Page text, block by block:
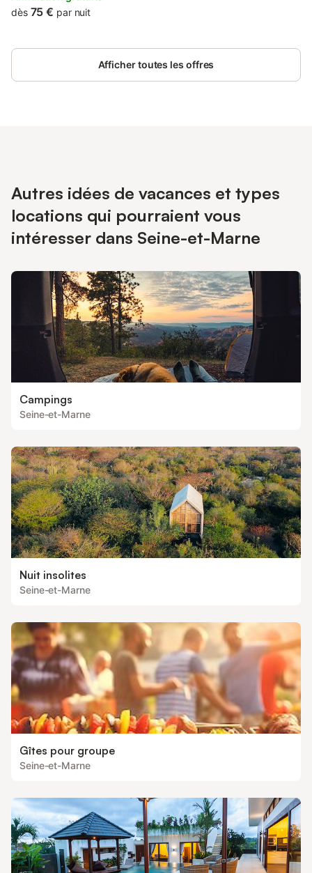
dès 75 € par nuit
Afficher toutes les offres
Autres idées de vacances et types
locations qui pourraient vous
intéresser dans Seine-et-Marne
Campings
Seine-et-Marne
Nuit insolites
Seine-et-Marne
Gîtes pour groupe
Seine-et-Marne